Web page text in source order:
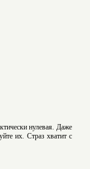
нулевая. Даже
их. Страз хватит с